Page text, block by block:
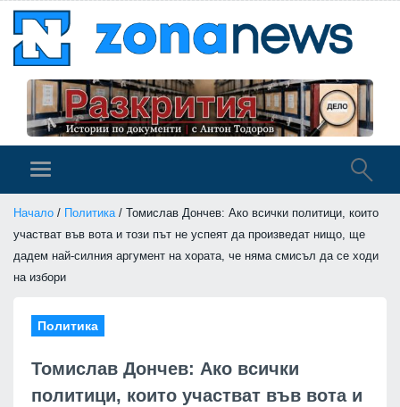
Начало / Политика/ Томислав Дончев: Ако всички политици, които
участват във вота и този път не успеят да произведат нищо, ще
дадем най-силния аргумент на хората, че няма смисъл да се ходи
на избори
Политика
Томислав Дончев: Ако всички
политици, които участват във вота и